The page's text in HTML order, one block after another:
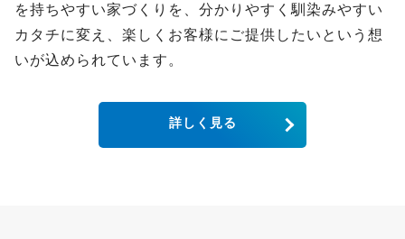
を持ちやすい家づくりを、分かりやすく馴染みやすい
カタチに変え、楽しくお客様にご提供したいという想
いが込められています。
詳しく見る